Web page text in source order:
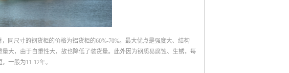
同尺寸的钢货柜的价格为铝货柜的60%-70%。最大优点是强度大、结构
大，由于自重性大，故也降低了装货量。此外因为钢质易腐蚀、生锈，每
一般为11-12年。